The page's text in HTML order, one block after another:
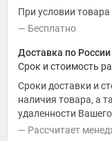
При условии
Бесплатно
Доставка по
Срок и стоимость
Сроки доставки и
наличия товара, а
удаленности
Рассчитает